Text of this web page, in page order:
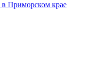
Приморском крае